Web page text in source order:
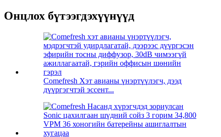
Онцлох бүтээгдэхүүнүүд
Comefresh Хэт авианы үнэртүүлэгч, дээд
дүүргэгчтэй эссент...